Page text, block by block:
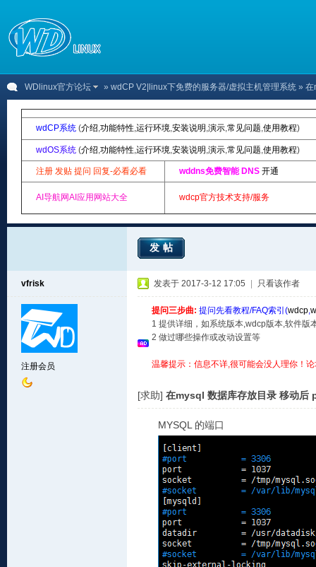
WDlinux官方论坛 » wdCP V2|linux下免费的服务器/虚拟主机管理系统 » 在
wdCP系统 (介绍,功能特性,运行环境,安装说明 ,演示,常见问题,使用教程)
wdOS系统 (介绍,功能特性,运行环境,安装说明 ,演示,常见问题,使用教程)
注册 发贴 提问 回复-必看必看 wddns免费智能 DNS 开通
AI导航网AI应用网站大全 wdcp官方技术支持/服务
发帖
vfrisk
注册会员
发表于 2017-3-12 17:05 只看该作者
提问三步曲: 提问先看教程/FAQ索引(wdcp,
1 提供详细，如系统版本,wdcp版本,软件版
2 做过哪些操作或改动设置等
温馨提示：信息不详,很可能会没人理你！
[求助] 在mysql 数据库存放目录 移动后
MYSQL 的端口